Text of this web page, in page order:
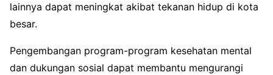
lainnya dapat meningkat akibat tekanan hidup di kota
besar.
Pengembangan program-program kesehatan mental
dan dukungan sosial dapat membantu mengurangi